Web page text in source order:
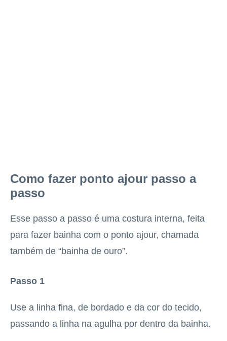
Como fazer ponto ajour passo a
passo
Esse passo a passo é uma costura interna, feita
para fazer bainha com o ponto ajour, chamada
também de “bainha de ouro”.
Passo 1
Use a linha fina, de bordado e da cor do tecido,
passando a linha na agulha por dentro da bainha.